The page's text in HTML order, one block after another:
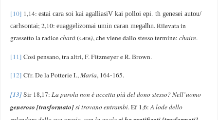
[10] 1,14:estai cara soi kai agalliasiV kai polloi epi. th genesei autou/
carhsontai; 2,10:euaggelizomai umin caran megalhn. Rilevata in
grassetto la radicecharà(cara), che viene dallo stesso termine:chaire.
[11] Così pensano, tra altri, F. Fitzmeyer e R. Brown.
[12] Cfr. De la Potterie I.,Maria, 164-165.
[13]Sir 18,17:La parola non è accetta più del dono stesso? Nell’uomo
generoso [trasformato]si trovano entrambi. Ef 1,6:A lode dello